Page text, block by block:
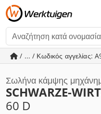
/ ... / Κωδικός αγγελίας:
Σωλήνα κάμψης
SCHWARZE-
60 D